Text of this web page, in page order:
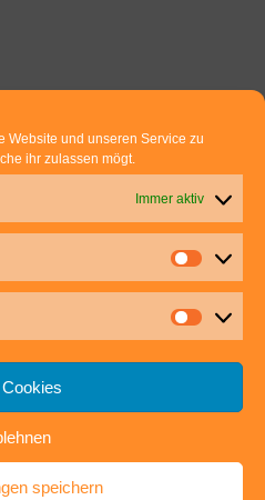
Website und unseren Service zu
ihr zulassen mögt.
Immer aktiv
speichern
Draht zu uns:
und Silke Rommel
Stuttgart
hochgenuss.de
DATENSCHUTZ